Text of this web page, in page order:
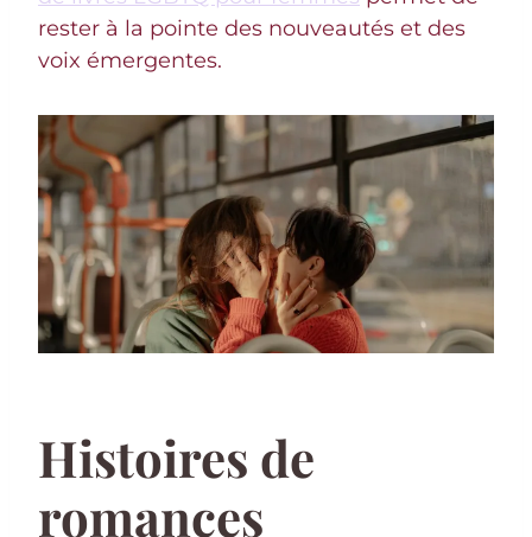
rester à la pointe des nouveautés et des
voix émergentes.
Histoires de
romances